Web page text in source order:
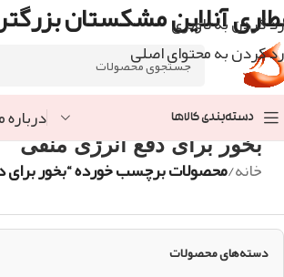
رد کردن به ناوبری
رد کردن به محتوای اصلی
آنلاین مشکستان
دسته‌بندی کالاها
بخور برای دفع انرژی منفی
خانه/محصولات برچسب خورده “بخور برای
دسته‌های محصولات